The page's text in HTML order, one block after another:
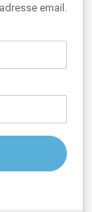
email.